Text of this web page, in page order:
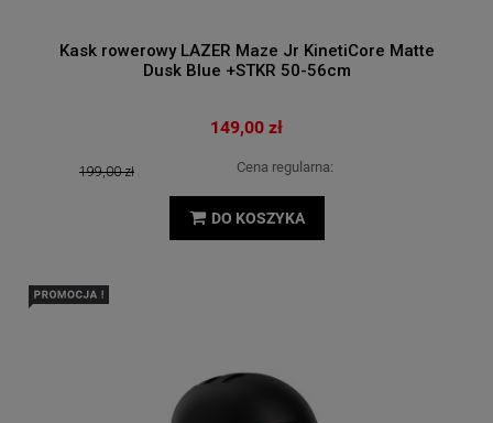
Kask rowerowy LAZER Maze Jr KinetiCore Matte
Dusk Blue +STKR 50-56cm
149,00 zł
Cena regularna:
199,00 zł
DO KOSZYKA